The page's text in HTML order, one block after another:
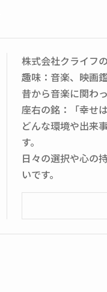
株式会社クライフ
趣味：音楽、映画
昔から音楽に関わ
座右の銘：「幸せ
どんな環境や出来
す。
日々の選択や心の
いです。